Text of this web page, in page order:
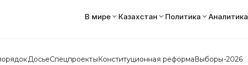
В мире Казахстан Политика Аналитика
ДосьеСпецпроектыКонституционная реформаВыборы-2026